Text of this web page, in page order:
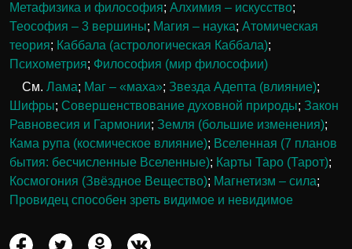
Метафизика и философия; Алхимия – искусство;
Теософия – 3 вершины; Магия – наука; Атомическая
теория; Каббала (астрологическая Каббала);
Психометрия; Философия (мир философии)
См. Лама; Маг – «маха»; Звезда Адепта (влияние);
Шифры; Совершенствование духовной природы; Закон
Равновесия и Гармонии; Земля (большие изменения);
Кама рупа (космическое влияние); Вселенная (7 планов
бытия: бесчисленные Вселенные); Карты Таро (Тарот);
Космогония (Звёздное Вещество); Магнетизм – сила;
Провидец способен зреть видимое и невидимое